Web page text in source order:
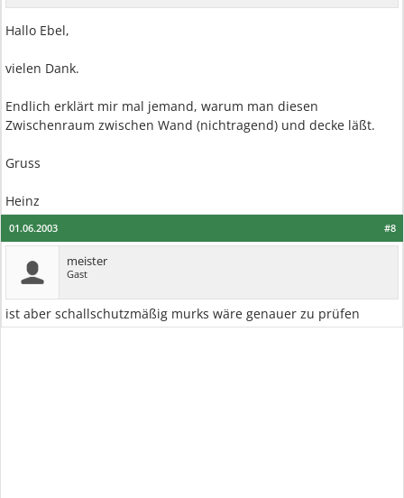
Hallo Ebel,
vielen Dank.
Endlich erklärt mir mal jemand, warum man diesen
Zwischenraum zwischen Wand (nichtragend) und decke läßt.
Gruss
Heinz
#8
01.06.2003
meister
Gast
ist aber schallschutzmäßig murks wäre genauer zu prüfen